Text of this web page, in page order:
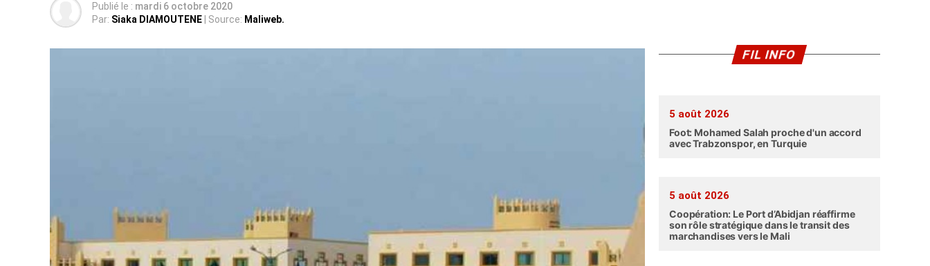
Publié le : mardi 6 octobre 2020
Par: Siaka DIAMOUTENE | Source: Maliweb.
FIL INFO
5 août 2026
Foot: Mohamed Salah proche d'un accord
avec Trabzonspor, en Turquie
5 août 2026
Coopération: Le Port d’Abidjan réaffirme
son rôle stratégique dans le transit des
marchandises vers le Mali